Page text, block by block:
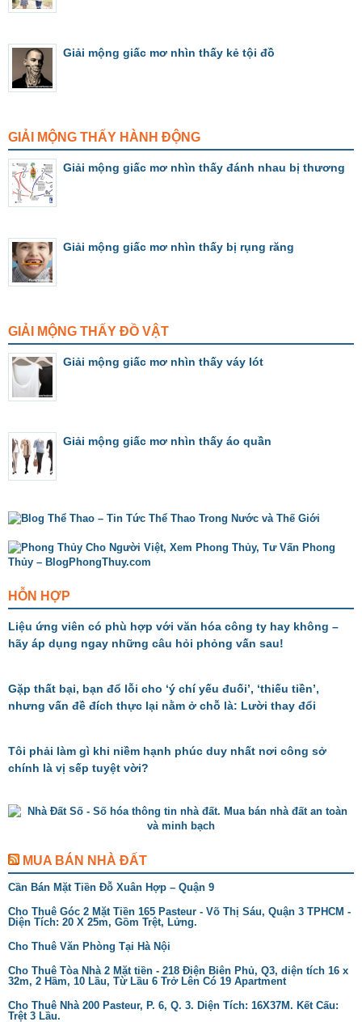
Giải mộng giấc mơ nhìn thấy kẻ tội đồ
GIẢI MỘNG THẤY HÀNH ĐỘNG
Giải mộng giấc mơ nhìn thấy đánh nhau bị thương
Giải mộng giấc mơ nhìn thấy bị rụng răng
GIẢI MỘNG THẤY ĐỒ VẬT
Giải mộng giấc mơ nhìn thấy váy lót
Giải mộng giấc mơ nhìn thấy áo quần
HỖN HỢP
Liệu ứng viên có phù hợp với văn hóa công ty hay không –
hãy áp dụng ngay những câu hỏi phỏng vấn sau!
Gặp thất bại, bạn đổ lỗi cho ‘ý chí yếu đuối’, ‘thiếu tiền’,
nhưng vấn đề đích thực lại nằm ở chỗ là: Lười thay đổi
Tôi phải làm gì khi niềm hạnh phúc duy nhất nơi công sở
chính là vị sếp tuyệt vời?
MUA BÁN NHÀ ĐẤT
Cần Bán Mặt Tiền Đỗ Xuân Hợp – Quận 9
Cho Thuê Góc 2 Mặt Tiền 165 Pasteur - Võ Thị Sáu, Quận 3 TPHCM -
Diện Tích: 20 X 25m, Gồm Trệt, Lửng.
Cho Thuê Văn Phòng Tại Hà Nội
Cho Thuê Tòa Nhà 2 Mặt tiền - 218 Điện Biên Phủ, Q3, diện tích 16 x
32m, 2 Hầm, 10 Lầu, Từ Lầu 6 Trở Lên Có 19 Apartment
Cho Thuê Nhà 200 Pasteur, P. 6, Q. 3. Diện Tích: 16X37M. Kết Cấu:
Trệt 3 Lầu.